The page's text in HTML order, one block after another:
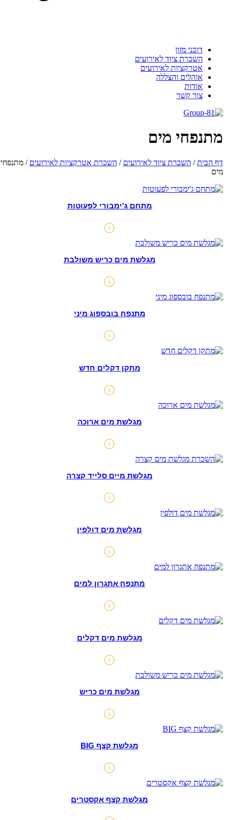
דוכני מזון
השכרת ציוד לאירועים
אטרקציות לאירועים
אוהלים והצללה
אודות
צור קשר
מתנפחי מים
דף הבית/השכרת ציוד לאירועים/השכרת אטרקציות לאירועים/מתנפחי
מים
מתחם ג'ימבורי לפעוטות
מגלשת מים כריש משולבת
מתנפח בובספוג מיני
מתקן דקלים חדש
מגלשת מים ארוכה
מגלשת מיים סלייד קצרה
מגלשת מים דולפין
מתנפח אתגרון למים
מגלשת מים דקלים
מגלשת מים כריש
מגלשת קצף BIG
מגלשת קצף אקסטרים